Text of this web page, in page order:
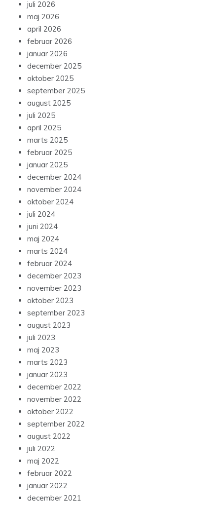
juli 2026
maj 2026
april 2026
februar 2026
januar 2026
december 2025
oktober 2025
september 2025
august 2025
juli 2025
april 2025
marts 2025
februar 2025
januar 2025
december 2024
november 2024
oktober 2024
juli 2024
juni 2024
maj 2024
marts 2024
februar 2024
december 2023
november 2023
oktober 2023
september 2023
august 2023
juli 2023
maj 2023
marts 2023
januar 2023
december 2022
november 2022
oktober 2022
september 2022
august 2022
juli 2022
maj 2022
februar 2022
januar 2022
december 2021